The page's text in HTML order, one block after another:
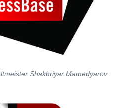
Shakhriyar Mamedyarov